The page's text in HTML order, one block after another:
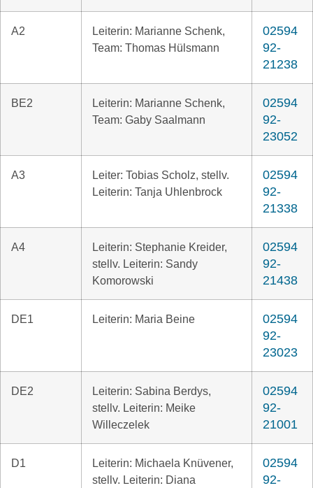
A2
Leiterin: Marianne Schenk,
Team: Thomas Hülsmann
02594
92-
21238
BE2
Leiterin: Marianne Schenk,
Team: Gaby Saalmann
02594
92-
23052
A3
Leiter: Tobias Scholz, stellv.
Leiterin: Tanja Uhlenbrock
02594
92-
21338
A4
Leiterin: Stephanie Kreider,
stellv. Leiterin: Sandy
Komorowski
02594
92-
21438
DE1 Leiterin: Maria Beine
02594
92-
23023
DE2
Leiterin: Sabina Berdys,
stellv. Leiterin: Meike
Willeczelek
02594
92-
21001
D1
Leiterin: Michaela Knüvener,
stellv. Leiterin: Diana
02594
92-